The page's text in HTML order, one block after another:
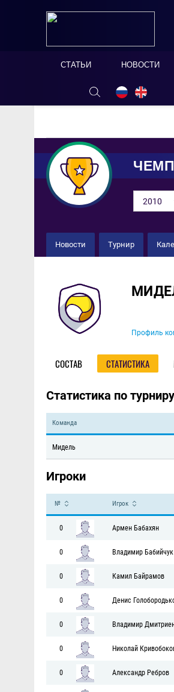
СТАТЬИ НОВОСТИ
ОНЛАЙН ТАБЛО СКРЫТЬ
2010
Новости Турнир
Команда
Профиль
СОСТАВ СТАТИСТИКА
Статистика по турниру
Команда
Мидель
Игроки
№ Игрок
0 Армен Бабахян
0 Владимир Бабийчук
0 Камил Байрамов
0 Денис
0 Владимир
0 Николай
0 Александр Ребров